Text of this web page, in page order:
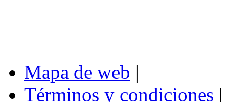
Mapa de web |
Términos y condiciones |